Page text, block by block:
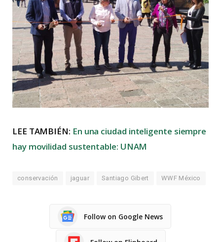
LEE TAMBIÉN: En una ciudad inteligente siempre
hay movilidad sustentable: UNAM
conservación jaguar Santiago Gibert WWF México
Follow on Google News